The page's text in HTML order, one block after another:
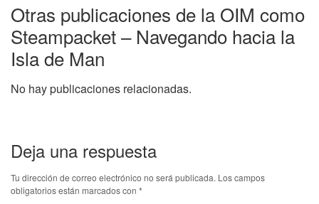
Otras publicaciones de la OIM como
Steampacket – Navegando hacia la
Isla de Man
No hay publicaciones relacionadas.
Deja una respuesta
Tu dirección de correo electrónico no será publicada. Los campos
obligatorios están marcados con *